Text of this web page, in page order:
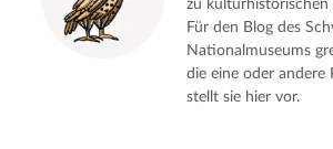
zu kulturhistorischen
Für den Blog des
Nationalmuseums
die eine oder andere
stellt sie hier vor.